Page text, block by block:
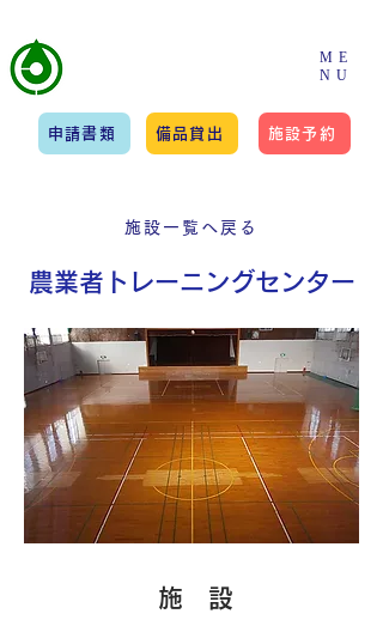
申請書類 備品貸出
ME
NU
施設予約
施設一覧へ戻る
農業者トレーニングセンター
​施 設